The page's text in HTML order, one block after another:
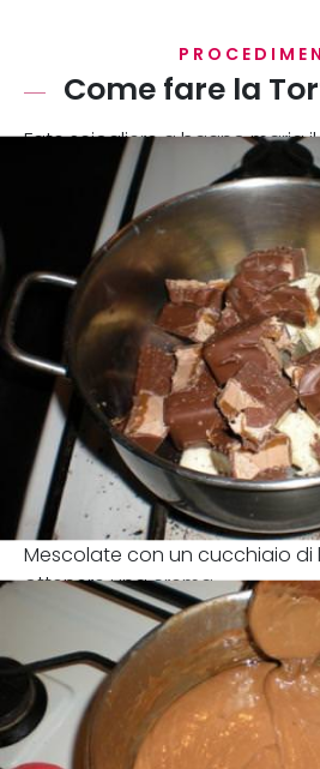
Come fare la
Fate sciogliere a bagno maria il
Mescolate con un cucchiaio di
ottenere una crema.